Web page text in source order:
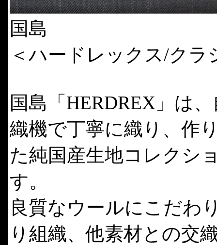
国島
＜ハードレックス/クラ
国島「HERDREX」は
織機で丁寧に織り、作
た純国産生地コレクシ
す。
良質なウールにこだわ
り組織、他素材との交